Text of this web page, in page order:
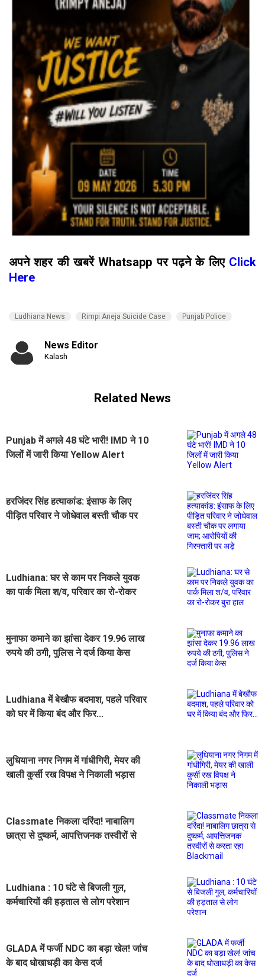
अपने शहर की खबरें Whatsapp पर पढ़ने के लिए Click
Here
Ludhiana News Rimpi Aneja Suicide Case Punjab Police
News Editor
Kalash
Related News
Punjab में अगले 48 घंटे भारी! IMD ने 10
जिलों में जारी किया Yellow Alert
हरजिंदर सिंह हत्याकांड: इंसाफ के लिए
पीड़ित परिवार ने जोधेवाल बस्ती चौक पर
Ludhiana: घर से काम पर निकले युवक
का पार्क मिला श/व, परिवार का रो-रोकर
मुनाफा कमाने का झांसा देकर 19.96 लाख
रुपये की ठगी, पुलिस ने दर्ज किया केस
Ludhiana में बेखौफ बदमाश, पहले परिवार
को घर में किया बंद और फिर...
लुधियाना नगर निगम में गांधीगिरी, मेयर की
खाली कुर्सी रख विपक्ष ने निकाली भड़ास
Classmate निकला दरिंदा! नाबालिग
छात्रा से दुष्कर्म, आपत्तिजनक तस्वीरों से
Ludhiana : 10 घंटे से बिजली गुल,
कर्मचारियों की हड़ताल से लोग परेशान
GLADA में फर्जी NDC का बड़ा खेल! जांच
के बाद धोखाधड़ी का केस दर्ज